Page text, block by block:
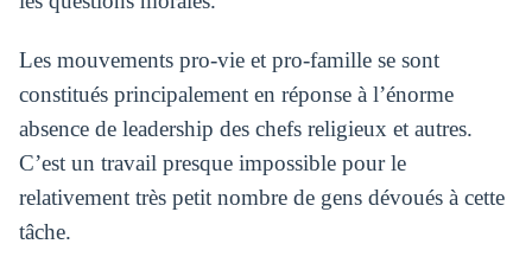
Les mouvements pro-vie et pro-famille se sont
constitués principalement en réponse à l’énorme
absence de leadership des chefs religieux et autres.
C’est un travail presque impossible pour le
relativement très petit nombre de gens dévoués à cette
tâche.